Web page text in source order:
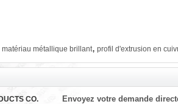
matériau métallique brillant, profil d'extrusion en
CO.
Envoyez votre demande